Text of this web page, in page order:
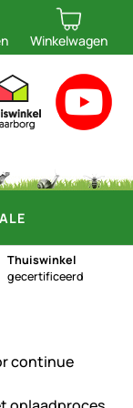
Winkelwagen
Thuiswinkel
gecertificeerd
continue